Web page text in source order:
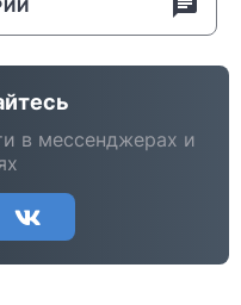
в мессенджерах и